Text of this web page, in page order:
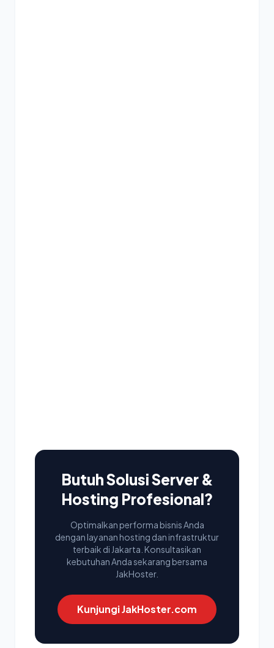
Butuh Solusi Server &
Hosting Profesional?
Optimalkan performa bisnis Anda
dengan layanan hosting dan infrastruktur
terbaik di Jakarta. Konsultasikan
kebutuhan Anda sekarang bersama
JakHoster.
Kunjungi JakHoster.com